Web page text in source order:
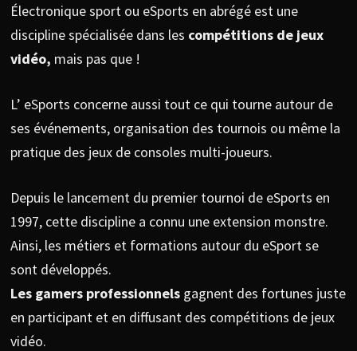
Électronique sport ou eSports en abrégé est une
discipline spécialisée dans les compétitions de jeux
vidéo, mais pas que !
L’ eSports concerne aussi tout ce qui tourne autour de
ses événements, organisation des tournois ou même la
pratique des jeux de consoles multi-joueurs.
Depuis le lancement du premier tournoi de eSports en
1997, cette discipline a connu une extension monstre.
Ainsi, les métiers et formations autour du eSport se
sont développés.
Les gamers professionnels gagnent des fortunes juste
en participant et en diffusant des compétitions de jeux
vidéo.